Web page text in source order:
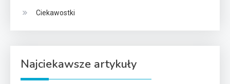
Ciekawostki
Najciekawsze artykuły